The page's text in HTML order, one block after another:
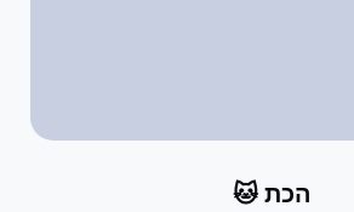
הכת 🐱